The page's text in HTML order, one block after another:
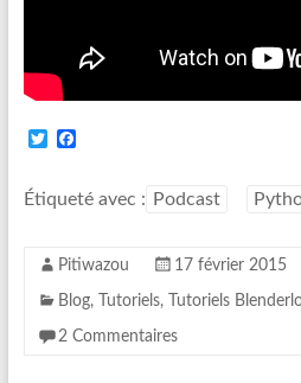
t
t
e
o
k
Étiqueté avec : Podcast
Pitiwazou 17 février 2015
Blog, Tutoriels, Tutoriels
2 Commentaires